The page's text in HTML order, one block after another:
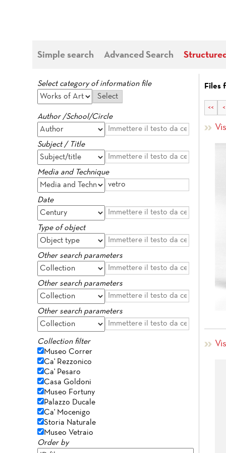
Simple search Advanced Search
Select category of information file
Author /School/Circle
Subject / Title
Media and Technique
Date
Type of object
Other search parameters
Other search parameters
Other search parameters
Collection filter
Museo Correr
Ca' Rezzonico
Ca' Pesaro
Casa Goldoni
Museo Fortuny
Palazzo Ducale
Ca' Mocenigo
Storia Naturale
Museo Vetraio
Order by
Files
<< <